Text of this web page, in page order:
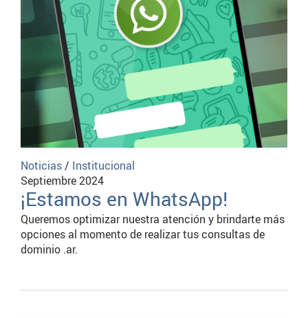
Noticias/ Institucional
Septiembre 2024
¡Estamos en WhatsApp!
Queremos optimizar nuestra atención y brindarte más
opciones al momento de realizar tus consultas de
dominio .ar.